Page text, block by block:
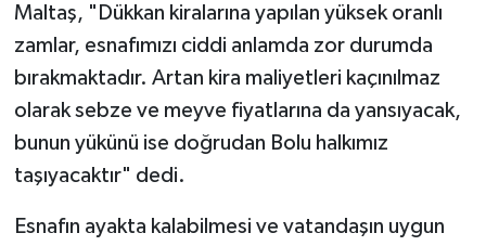
Maltaş, "Dükkan kiralarına yapılan yüksek oranlı
zamlar, esnafımızı ciddi anlamda zor durumda
bırakmaktadır. Artan kira maliyetleri kaçınılmaz
olarak sebze ve meyve fiyatlarına da yansıyacak,
bunun yükünü ise doğrudan Bolu halkımız
taşıyacaktır" dedi.
Esnafın ayakta kalabilmesi ve vatandaşın uygun